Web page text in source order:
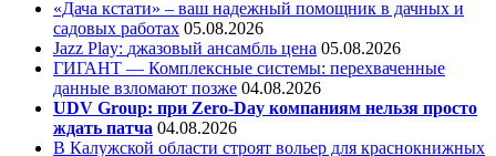
«Дача кстати» – ваш надежный помощник в дачных и
садовых работах 05.08.2026
Jazz Play: джазовый ансамбль цена 05.08.2026
ГИГАНТ — Комплексные системы: перехваченные
данные взломают позже 04.08.2026
UDV Group: при Zero-Day компаниям нельзя просто
ждать патча 04.08.2026
В Калужской области строят вольер для краснокнижных